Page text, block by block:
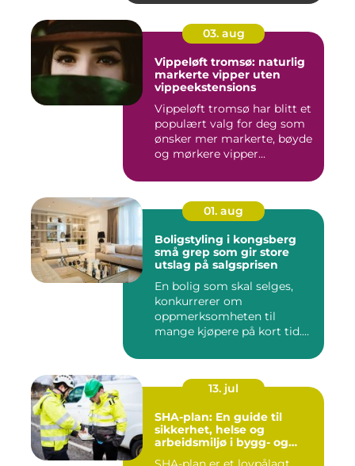
03. aug
Vippeløft tromsø: naturlig
markerte vipper uten
vippeekstensions
Vippeløft tromsø har blitt et
populært valg for deg som
ønsker mer markerte, bøyde
og mørkere vipper...
01. aug
Boligstyling i kongsberg
små grep som gir store
utslag på salgsprisen
En bolig som skal selges,
konkurrerer om
oppmerksomheten til
mange kjøpere på kort tid.
13. jul
SHA-plan: En guide til
sikkerhet, helse og
arbeidsmiljø i bygg- og